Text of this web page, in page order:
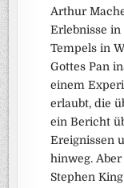
Arthur
Erlebnisse
Tempels in
Gottes Pan
einem
erlaubt, die
ein Bericht
Ereignissen
hinweg.
Stephen